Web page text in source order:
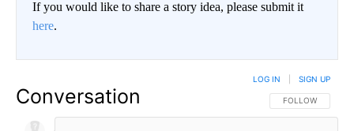
If you would like to share a story idea, please submit it
here.
Conversation FOLLOW THIS
FOLLOW
LOG IN SIGN UP